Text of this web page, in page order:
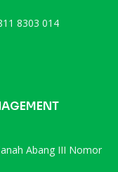
8303 014
Abang III Nomor